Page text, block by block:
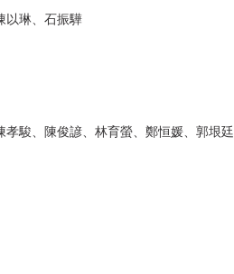
琳、石振驊
駿、陳俊諺、林育螢、鄭恒媛、郭垠廷